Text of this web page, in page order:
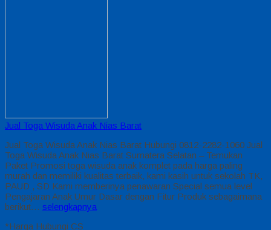
Jual Toga Wisuda Anak Nias Barat
Jual Toga Wisuda Anak Nias Barat Hubungi 0812-2282-1060 Jual
Toga Wisuda Anak Nias Barat Sumatera Selatan – Temukan
Paket Promosi toga wisuda anak komplet pada harga paling
murah dan memiliki kualitas terbaik, kami kasih untuk sekolah TK,
PAUD , SD Kami memberinya penawaran Special semua level
Pengajaran Anak Umur Dasar dengan Fitur Produk sebagaimana
berikut… selengkapnya
*Harga Hubungi CS